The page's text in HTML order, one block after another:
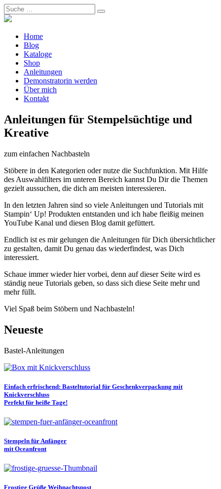
Home
Blog
Kataloge
Shop
Anleitungen
Demonstratorin werden
Über mich
Kontakt
Anleitungen für Stempelsüchtige und
Kreative
zum einfachen Nachbasteln
Stöbere in den Kategorien oder nutze die Suchfunktion. Mit Hilfe
des Auswahlfilters im unteren Bereich kannst Du Dir die Themen
gezielt aussuchen, die dich am meisten interessieren.
In den letzten Jahren sind so viele Anleitungen und Tutorials mit
Stampin‘ Up! Produkten entstanden und ich habe fleißig meinen
YouTube Kanal und diesen Blog damit gefüttert.
Endlich ist es mir gelungen die Anleitungen für Dich übersichtlicher
zu gestalten, damit Du genau das wiederfindest, was Dich
interessiert.
Schaue immer wieder hier vorbei, denn auf dieser Seite wird es
ständig neue Tutorials geben, so dass sich diese Seite mehr und
mehr füllt.
Viel Spaß beim Stöbern und Nachbasteln!
Neueste
Bastel-Anleitungen
Einfach erfrischend: Basteltutorial für Geschenkverpackung mit
Knickverschluss
Perfekt für heiße Tage!
Stempeln für Anfänger
mit Oceanfront
Frostige Grüße Weihnachtspost